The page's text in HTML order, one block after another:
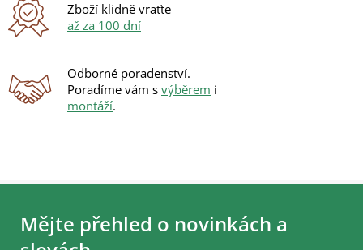
Zboží klidně vraťte
až za 100 dní
Odborné poradenství.
Poradíme vám s výběrem i
montáží.
Z
Mějte přehled o novinkách a